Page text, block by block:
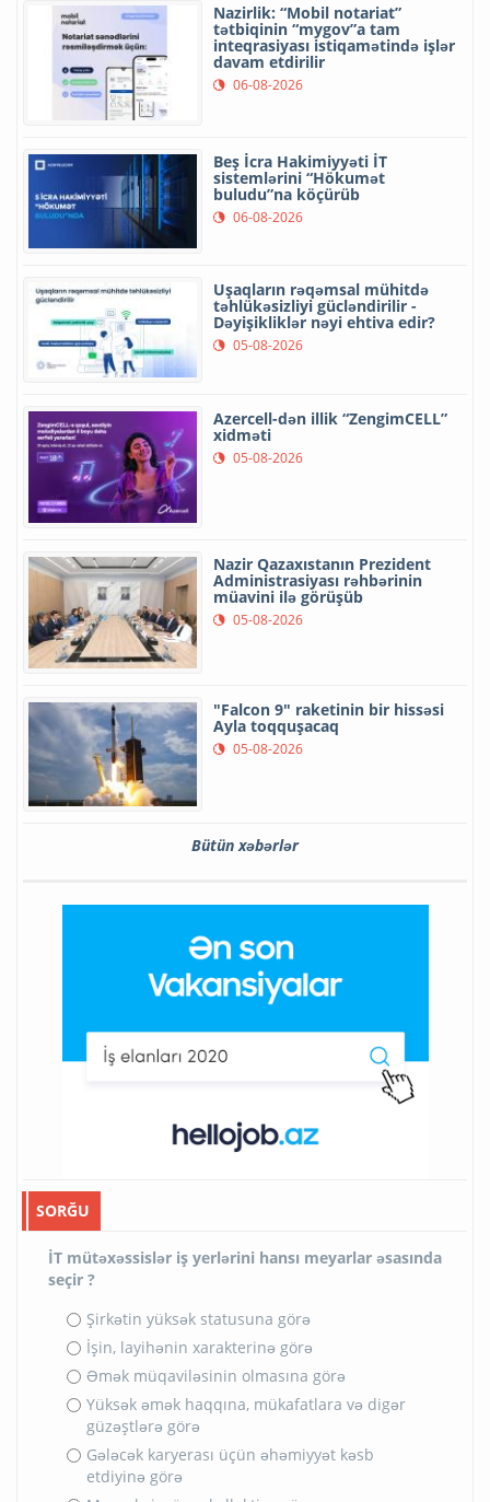
Nazirlik: “Mobil notariat”
tətbiqinin “mygov”a tam
inteqrasiyası istiqamətində işlər
davam etdirilir
06-08-2026
Beş İcra Hakimiyyəti İT
sistemlərini “Hökumət
buludu”na köçürüb
06-08-2026
Uşaqların rəqəmsal mühitdə
təhlükəsizliyi gücləndirilir -
Dəyişikliklər nəyi ehtiva edir?
05-08-2026
Azercell-dən illik “ZengimCELL”
xidməti
05-08-2026
Nazir Qazaxıstanın Prezident
Administrasiyası rəhbərinin
müavini ilə görüşüb
05-08-2026
"Falcon 9" raketinin bir hissəsi
Ayla toqquşacaq
05-08-2026
Bütün xəbərlər
SORĞU
İT mütəxəssislər iş yerlərini hansı meyarlar əsasında
seçir ?
Şirkətin yüksək statusuna görə
İşin, layihənin xarakterinə görə
Əmək müqaviləsinin olmasına görə
Yüksək əmək haqqına, mükafatlara və digər
güzəştlərə görə
Gələcək karyerası üçün əhəmiyyət kəsb
etdiyinə görə